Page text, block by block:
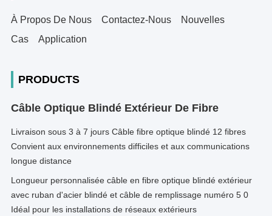
À Propos De Nous Contactez-Nous
Nouvelles
Cas
Application
PRODUCTS
Câble Optique Blindé Extérieur De Fibre
Livraison sous 3 à 7 jours Câble fibre optique blindé 12 fibres
Convient aux environnements difficiles et aux communications
longue distance
Longueur personnalisée câble en fibre optique blindé extérieur
avec ruban d'acier blindé et câble de remplissage numéro 5 0
Idéal pour les installations de réseaux extérieurs